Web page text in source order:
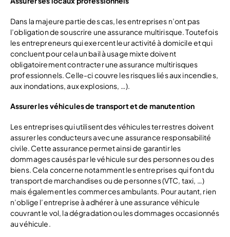
Dans la majeure partie des cas, les entreprises n’ont pas
l’obligation de souscrire une assurance multirisque. Toutefois
les entrepreneurs qui exercent leur activité à domicile et qui
concluent pour cela un bail à usage mixte doivent
obligatoirement contracter une assurance multirisques
professionnels. Celle-ci couvre les risques liés aux incendies,
aux inondations, aux explosions, …).
Assurer les véhicules de transport et de manutention
Les entreprises qui utilisent des véhicules terrestres doivent
assurer les conducteurs avec une assurance responsabilité
civile. Cette assurance permet ainsi de garantir les
dommages causés par le véhicule sur des personnes ou des
biens. Cela concerne notamment les entreprises qui font du
transport de marchandises ou de personnes (VTC, taxi, …)
mais également les commerces ambulants. Pour autant, rien
n’oblige l’entreprise à adhérer à une assurance véhicule
couvrant le vol, la dégradation ou les dommages occasionnés
au véhicule.